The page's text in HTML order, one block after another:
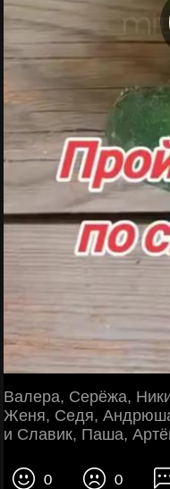
Валера, Серёжа,
Женя, Седя,
и Славик, Паша,
0 0